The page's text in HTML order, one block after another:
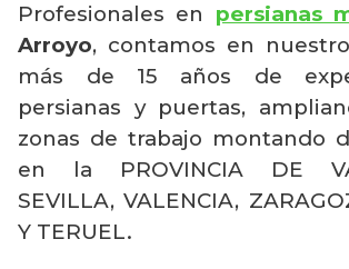
Profesionales en persianas
Arroyo, contamos en
más de 15 años de
persianas y puertas,
zonas de trabajo montando
en la PROVINCIA DE
SEVILLA, VALENCIA,
Y TERUEL.